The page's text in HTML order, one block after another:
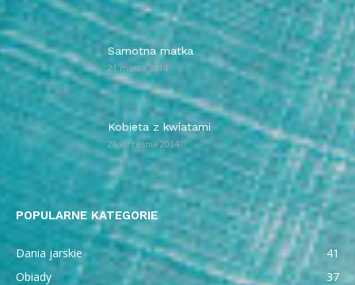
Samotna matka
21 marca 2014
Kobieta z kwiatami
28 września 2014
POPULARNE KATEGORIE
Dania jarskie
41
Obiady
37